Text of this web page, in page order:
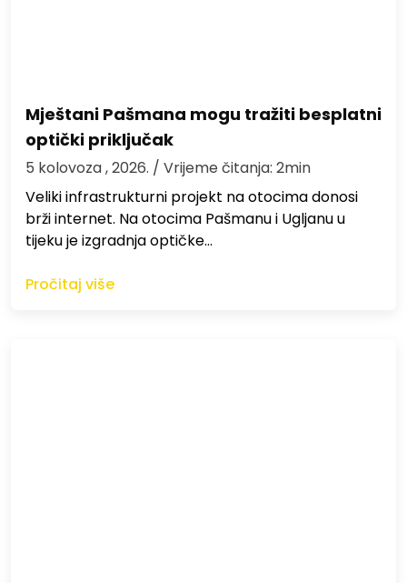
Mještani Pašmana mogu tražiti besplatni
optički priključak
5 kolovoza , 2026. / Vrijeme čitanja: 2min
Veliki infrastrukturni projekt na otocima donosi
brži internet. Na otocima Pašmanu i Ugljanu u
tijeku je izgradnja optičke…
Pročitaj više